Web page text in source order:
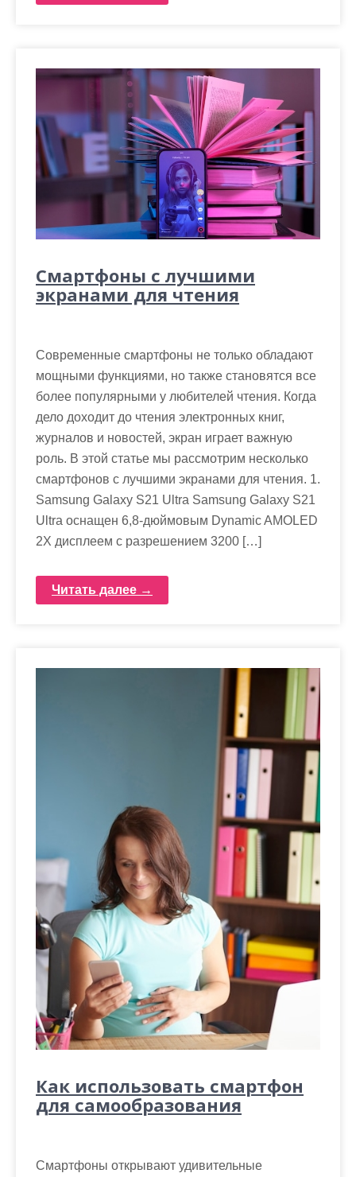
Смартфоны с лучшими
экранами для чтения
Современные смартфоны не только обладают
мощными функциями, но также становятся все
более популярными у любителей чтения. Когда
дело доходит до чтения электронных книг,
журналов и новостей, экран играет важную
роль. В этой статье мы рассмотрим несколько
смартфонов с лучшими экранами для чтения. 1.
Samsung Galaxy S21 Ultra Samsung Galaxy S21
Ultra оснащен 6,8-дюймовым Dynamic AMOLED
2X дисплеем с разрешением 3200 […]
Читать далее →
Как использовать смартфон
для самообразования
Смартфоны открывают удивительные